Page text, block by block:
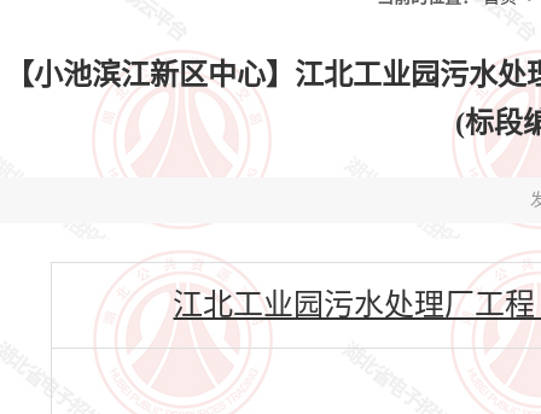
【小池滨江新区中心】江北工业园污水
(标段
江北工业园污水处理厂工程